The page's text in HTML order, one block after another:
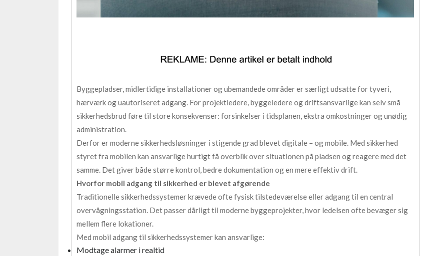
Byggepladser, midlertidige installationer og ubemandede områder er særligt udsatte for tyveri,
hærværk og uautoriseret adgang. For projektledere, byggeledere og driftsansvarlige kan selv små
sikkerhedsbrud føre til store konsekvenser: forsinkelser i tidsplanen, ekstra omkostninger og unødig
administration.
Derfor er moderne sikkerhedsløsninger i stigende grad blevet digitale – og mobile. Med sikkerhed
styret fra mobilen kan ansvarlige hurtigt få overblik over situationen på pladsen og reagere med det
samme. Det giver både større kontrol, bedre dokumentation og en mere effektiv drift.
Hvorfor mobil adgang til sikkerhed er blevet afgørende
Traditionelle sikkerhedssystemer krævede ofte fysisk tilstedeværelse eller adgang til en central
overvågningsstation. Det passer dårligt til moderne byggeprojekter, hvor ledelsen ofte bevæger sig
mellem flere lokationer.
Med mobil adgang til sikkerhedssystemer kan ansvarlige:
Modtage alarmer i realtid